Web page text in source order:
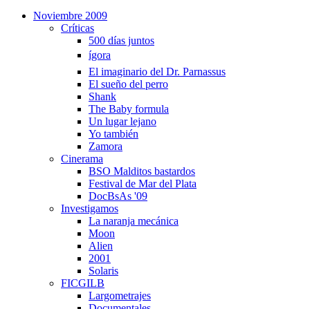
Noviembre 2009
Crí­ticas
500 dí­as juntos
ígora
El imaginario del Dr. Parnassus
El sueño del perro
Shank
The Baby formula
Un lugar lejano
Yo también
Zamora
Cinerama
BSO Malditos bastardos
Festival de Mar del Plata
DocBsAs '09
Investigamos
La naranja mecánica
Moon
Alien
2001
Solaris
FICGILB
Largometrajes